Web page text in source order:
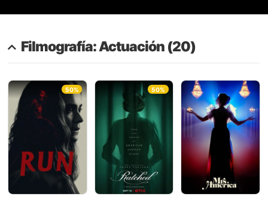
Filmografía: Actuación (20)
50% 50%